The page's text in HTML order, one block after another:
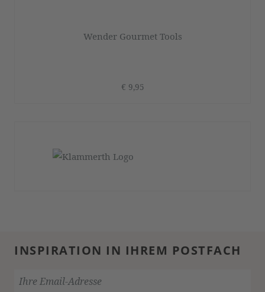
Wender Gourmet Tools
€ 9,95
INSPIRATION IN IHREM POSTFACH